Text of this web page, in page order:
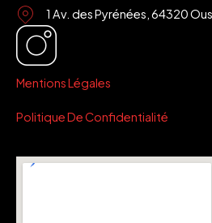
1 Av. des Pyrénées, 64320
Mentions Légales
Politique De Confidentialité